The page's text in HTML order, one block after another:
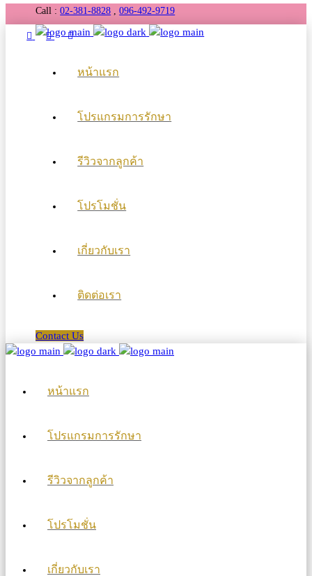
Call :02-381-8828 ,096-492-9719
หน้าแรก
โปรแกรมการรักษา
รีวิวจากลูกค้า
โปรโมชั่น
เกี่ยวกับเรา
ติดต่อเรา
Contact Us
หน้าแรก
โปรแกรมการรักษา
รีวิวจากลูกค้า
โปรโมชั่น
เกี่ยวกับเรา